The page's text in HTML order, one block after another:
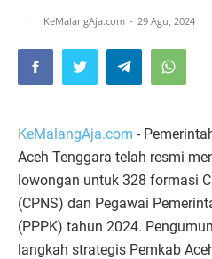
KeMalangAja.com 29 Agu, 2024
KeMalangAja.com -
Aceh Tenggara telah resmi
lowongan untuk 328 formasi
(CPNS) dan Pegawai
(PPPK) tahun 2024.
langkah strategis Pemkab